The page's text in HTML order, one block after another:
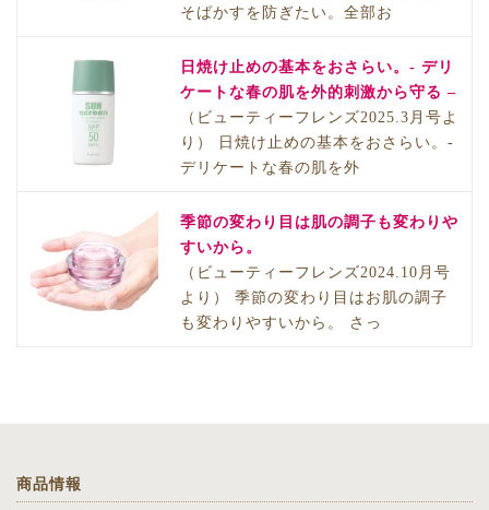
そばかすを防ぎたい。全部お
日焼け止めの基本をおさらい。- デリ
ケートな春の肌を外的刺激から守る –
（ビューティーフレンズ2025.3月号よ
り） 日焼け止めの基本をおさらい。-
デリケートな春の肌を外
季節の変わり目は肌の調子も変わりや
すいから。
（ビューティーフレンズ2024.10月号
より） 季節の変わり目はお肌の調子
も変わりやすいから。 さっ
商品情報